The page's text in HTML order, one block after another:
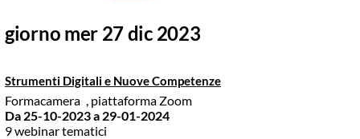
giorno mer 27 dic 2023
Strumenti Digitali e Nuove Competenze
Formacamera , piattaforma Zoom
Da 25-10-2023a 29-01-2024
9 webinar tematici